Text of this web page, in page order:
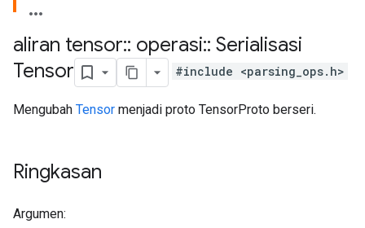
aliran tensor:: operasi:: Serialisasi
Tensor
#include <parsing_ops.h>
Mengubah Tensor menjadi proto TensorProto berseri.
Ringkasan
Argumen: